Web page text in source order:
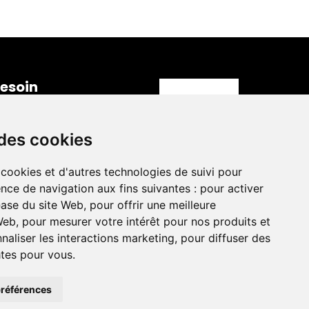
cookies
et d'autres technologies de suivi pour
de navigation aux fins suivantes : pour activer
du site Web, pour offrir une meilleure
, pour mesurer votre intérêt pour nos produits et
les interactions marketing, pour diffuser des
pour vous.
rue Henri Barbusse,
Nanterre
bridge.fr
de téléphone
81 93 68 42